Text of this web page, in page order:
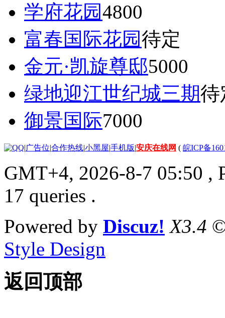
学府花园4800
富春国际花园待定
金元·凯旋尊邸5000
绿地迎江世纪城三期待
御景国际7000
|广告位|合作热线|小黑屋|手机版|安庆在线网 ( 皖ICP备
GMT+4, 2026-8-7 05:50 ,
17 queries .
Powered by Discuz! X3.4
Style Design
返回顶部